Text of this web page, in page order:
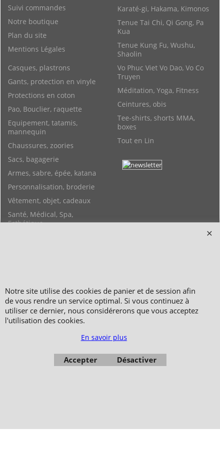
Suivi commandes
Notre boutique
Plan du site
Mentions Légales
Karaté-gi, Hakama, Kimonos
Tenue Tai Chi, Qi Gong, Pa
Kua
Tenue Kung Fu, Wushu,
Shaolin
Vo Phuc Viet Vo Dao, Vo Co
Truyen
Méditation, Yoga, Fitness
Ceintures, obis
Tee-shirts, shorts MMA,
boxes
Tout en Lin
Casques, plastrons
Gants, protection en vinyle
Protections en coton
Pao, Bouclier, raquette
Equipement, tatamis,
mannequin
Chaussures, zoories
Sacs, bagagerie
Armes, sabre, épée, katana
Personnalisation, broderie
Vêtement, objet, cadeaux
Santé, Médical, Spa,
Esthétique
pour les arts martiaux
51, avenue du Palais des Expositions 66000 Perpignan
Nos prix sont affichés en HT et en TTC (hors frais de port) dont TVA 5.5 % et 20,0
Photos non contractuelles - Reproduction interdite
Notre site utilise des cookies de panier et de session afin
de vous rendre un service optimal. Si vous continuez à
utiliser ce dernier, nous considérerons que vous acceptez
l'utilisation des cookies.
En savoir plus
Accepter Désactiver